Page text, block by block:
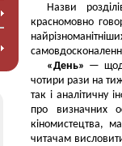
Назви
красномовно
«День» —
чотири рази на
так і аналітичну
про визначних
кіномистецтва,
читачам